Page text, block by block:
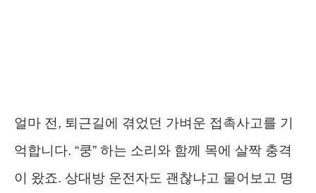
얼마 전, 퇴근길에 겪었던 가벼운 접촉사고를 기
억합니다. “쿵” 하는 소리와 함께 목에 살짝 충격
이 왔죠. 상대방 운전자도 괜찮냐고 물어보고 명